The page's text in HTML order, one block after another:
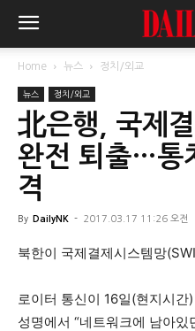
Home 뉴스 정치/외교
뉴스 정치/외교
北은행, 국제
완전 퇴출…통
격
By DailyNK - 2017.03.17 11:26 오전
북한이 국제결제시스템망
로이터 통신이 16일(현지시
성명에서 “네트워크에 남아